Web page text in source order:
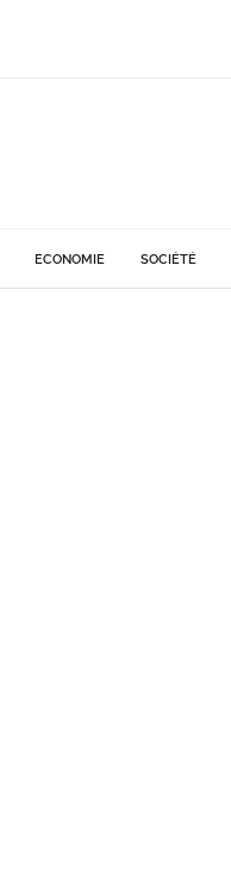
ECONOMIE SOCIÉTÉ